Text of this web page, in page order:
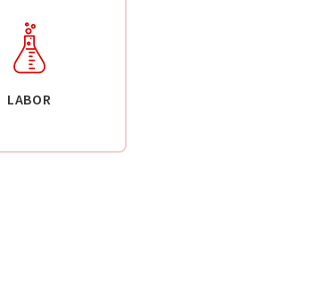
LABOR